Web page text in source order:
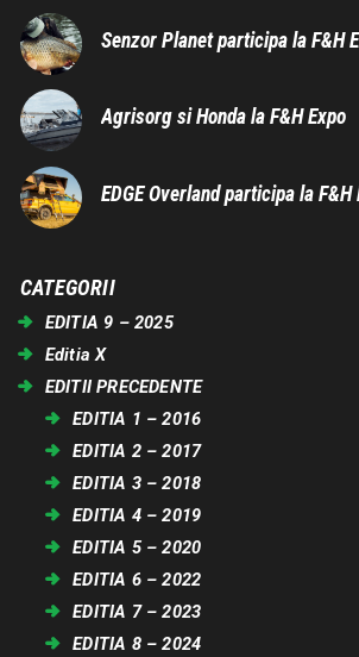
Senzor Planet participa la F&H
Agrisorg si Honda la F&H Expo
EDGE Overland participa la F&H
CATEGORII
EDITIA 9 – 2025
Editia X
EDITII PRECEDENTE
EDITIA 1 – 2016
EDITIA 2 – 2017
EDITIA 3 – 2018
EDITIA 4 – 2019
EDITIA 5 – 2020
EDITIA 6 – 2022
EDITIA 7 – 2023
EDITIA 8 – 2024